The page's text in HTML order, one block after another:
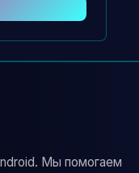
Мы помогаем